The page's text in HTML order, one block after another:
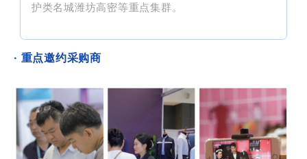
护类名城潍坊高密等重点集群。
· 重点邀约采购商